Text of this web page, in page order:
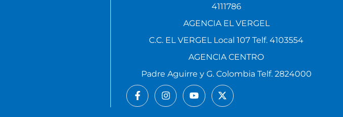
4111786
AGENCIA EL VERGEL
C.C. EL VERGEL Local 107 Telf. 4103554
AGENCIA CENTRO
Padre Aguirre y G. Colombia Telf. 2824000